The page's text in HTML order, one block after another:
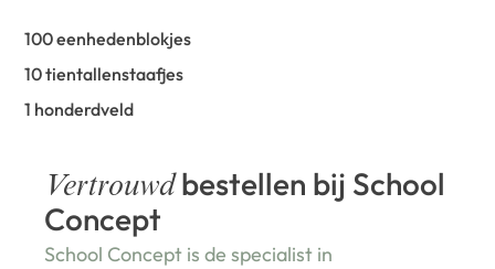
100 eenhedenblokjes
10 tientallenstaafjes
1 honderdveld
Vertrouwdbestellen bij School
Concept
School Concept is de specialist in